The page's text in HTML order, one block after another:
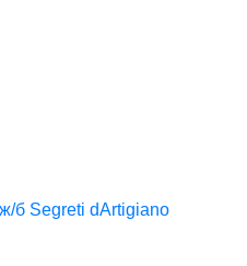
₽.
б Segreti dArtigiano